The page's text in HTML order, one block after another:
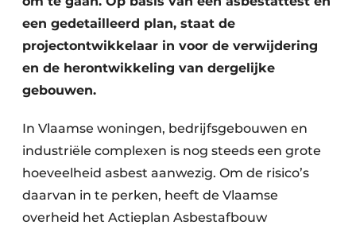
een gedetailleerd plan, staat de
projectontwikkelaar in voor de verwijdering
en de herontwikkeling van dergelijke
gebouwen.
In Vlaamse woningen, bedrijfsgebouwen en
industriële complexen is nog steeds een grote
hoeveelheid asbest aanwezig. Om de risico’s
daarvan in te perken, heeft de Vlaamse
overheid het Actieplan Asbestafbouw